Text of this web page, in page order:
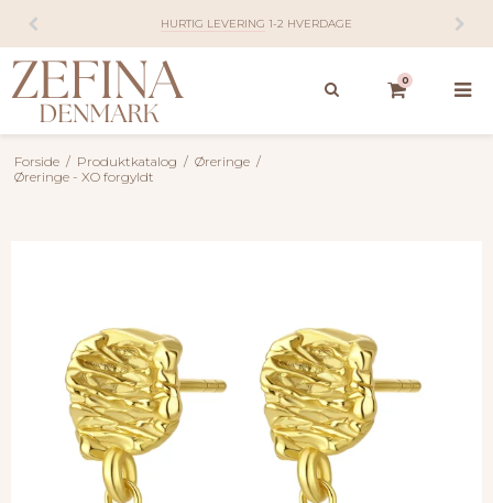
HURTIG LEVERING 1-2 HVERDAGE
0
Forside / Produktkatalog / Øreringe /
Øreringe - XO forgyldt